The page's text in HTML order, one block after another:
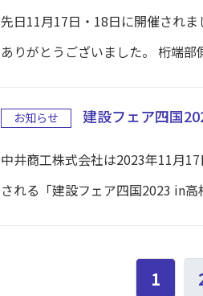
先日11月17日・18日に開催され
ありがとうございました。 桁端部
お知らせ 建設フェア四国
中井商工株式会社は2023年11月
される「建設フェア四国2023 in
1